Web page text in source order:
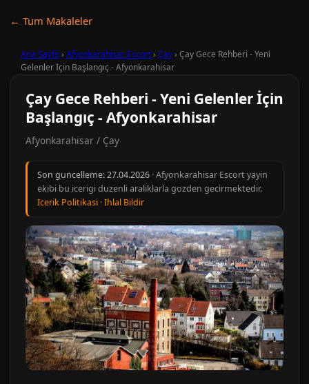
← Tum Makaleler
Ana Sayfa › Afyonkarahisar Escort› Çay› Çay Gece Rehberi - Yeni
Gelenler İçin Başlangıç - Afyonkarahisar
Çay Gece Rehberi - Yeni Gelenler İçin
Başlangıç - Afyonkarahisar
Afyonkarahisar / Çay
Son guncelleme:27.04.2026 · Afyonkarahisar Escort yayin
ekibi bu icerigi duzenli araliklarla gozden gecirmektedir.
Icerik Politikasi ·Ihlal Bildir